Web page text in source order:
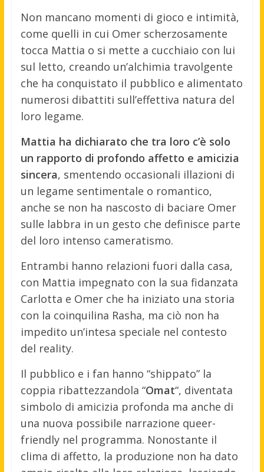
Non mancano momenti di gioco e intimità,
come quelli in cui Omer scherzosamente
tocca Mattia o si mette a cucchiaio con lui
sul letto, creando un’alchimia travolgente
che ha conquistato il pubblico e alimentato
numerosi dibattiti sull’effettiva natura del
loro legame.
Mattia ha dichiarato che tra loro c’è solo
un rapporto di profondo affetto e amicizia
sincera, smentendo occasionali illazioni di
un legame sentimentale o romantico,
anche se non ha nascosto di baciare Omer
sulle labbra in un gesto che definisce parte
del loro intenso cameratismo.
Entrambi hanno relazioni fuori dalla casa,
con Mattia impegnato con la sua fidanzata
Carlotta e Omer che ha iniziato una storia
con la coinquilina Rasha, ma ciò non ha
impedito un’intesa speciale nel contesto
del reality.
Il pubblico e i fan hanno “shippato” la
coppia ribattezzandola “Omat“, diventata
simbolo di amicizia profonda ma anche di
una nuova possibile narrazione queer-
friendly nel programma. Nonostante il
clima di affetto, la produzione non ha dato